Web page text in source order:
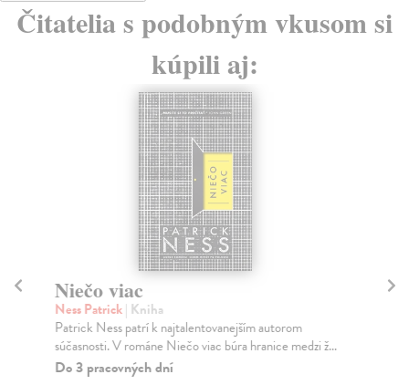
Čitatelia s podobným vkusom si
kúpili aj:
Niečo viac
Ness Patrick| Kniha
Patrick Ness patrí k najtalentovanejším autorom
súčasnosti. V románe Niečo viac búra hranice medzi ž...
Do 3 pracovných dní